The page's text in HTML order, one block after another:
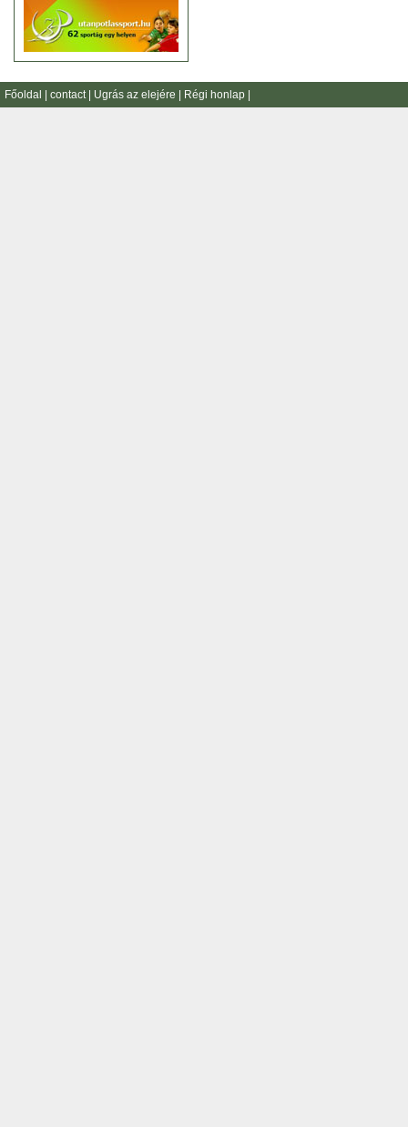
Főoldal | contact | Ugrás az elejére | Régi honlap |